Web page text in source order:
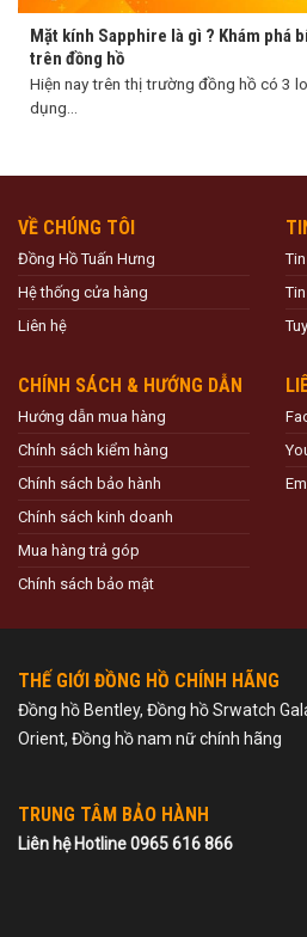
Mặt kính Sapphire là gì ? Khám phá
trên đồng hồ
Hiện nay trên thị trường đồng hồ có 3
dụng...
VỀ CHÚNG TÔI
Đồng Hồ Tuấn Hưng
Hệ thống cửa hàng
Liên hệ
CHÍNH SÁCH & HƯỚNG DẪN
Hướng dẫn mua hàng
Chính sách kiểm hàng
Chính sách bảo hành
Chính sách kinh doanh
Mua hàng trả góp
Chính sách bảo mật
THẾ GIỚI ĐỒNG HỒ CHÍNH HÃNG
Đồng hồ Bentley, Đồng hồ Srwatch
Orient, Đồng hồ nam nữ chính hãng
TRUNG TÂM BẢO HÀNH
Liên hệ Hotline 0965 616 866